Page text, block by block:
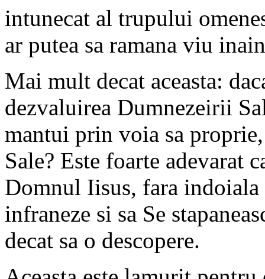
intunecat al trupului
ar putea sa ramana viu
Mai mult decat aceasta:
dezvaluirea Dumnezeirii
mantui prin voia sa
Sale? Este foarte adevarat
Domnul Iisus, fara
infraneze si sa Se
decat sa o descopere.